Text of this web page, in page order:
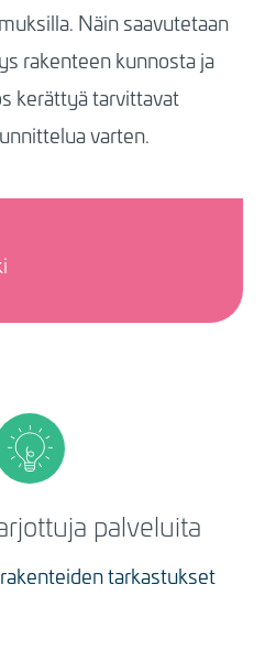
Näin saavutetaan
rakenteen kunnosta ja
kerättyä tarvittavat
varten.
palveluita
tarkastukset